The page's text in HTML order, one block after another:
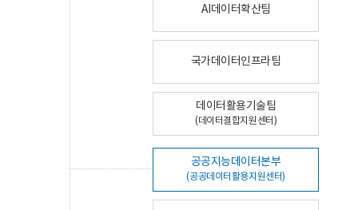
AI데이터확산팀
국가데이터인프라팀
데이터활용기술팀
(데이터결합지원센터)
공공지능데이터본부
(공공데이터활용지원센터)